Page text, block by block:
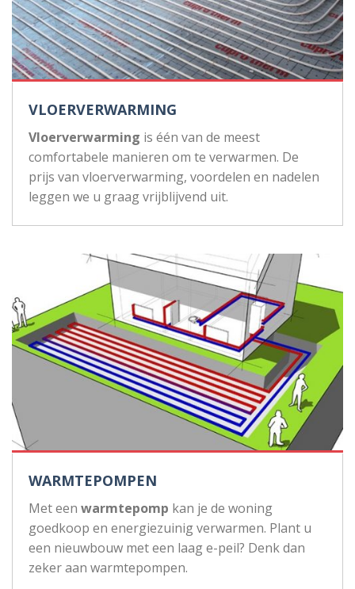
VLOERVERWARMING
Vloerverwarming is één van de meest
comfortabele manieren om te verwarmen. De
prijs van vloerverwarming, voordelen en nadelen
leggen we u graag vrijblijvend uit.
WARMTEPOMPEN
Met een warmtepomp kan je de woning
goedkoop en energiezuinig verwarmen. Plant u
een nieuwbouw met een laag e-peil? Denk dan
zeker aan warmtepompen.